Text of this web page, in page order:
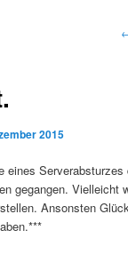
2015
eines
gegangen. Vielleicht
Ansonsten